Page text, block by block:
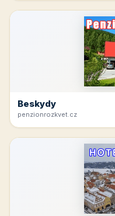
Beskydy
penzionrozkvet.cz